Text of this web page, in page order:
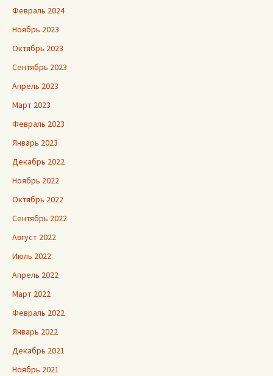
Февраль 2024
Ноябрь 2023
Октябрь 2023
Сентябрь 2023
Апрель 2023
Март 2023
Февраль 2023
Январь 2023
Декабрь 2022
Ноябрь 2022
Октябрь 2022
Сентябрь 2022
Август 2022
Июль 2022
Апрель 2022
Март 2022
Февраль 2022
Январь 2022
Декабрь 2021
Ноябрь 2021